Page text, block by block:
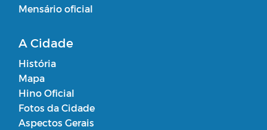
Mensário oficial
A Cidade
História
Mapa
Hino Oficial
Fotos da Cidade
Aspectos Gerais